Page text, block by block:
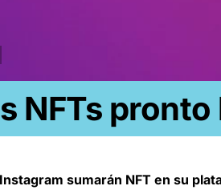
NFTs
Instagram sumarán NFT en su